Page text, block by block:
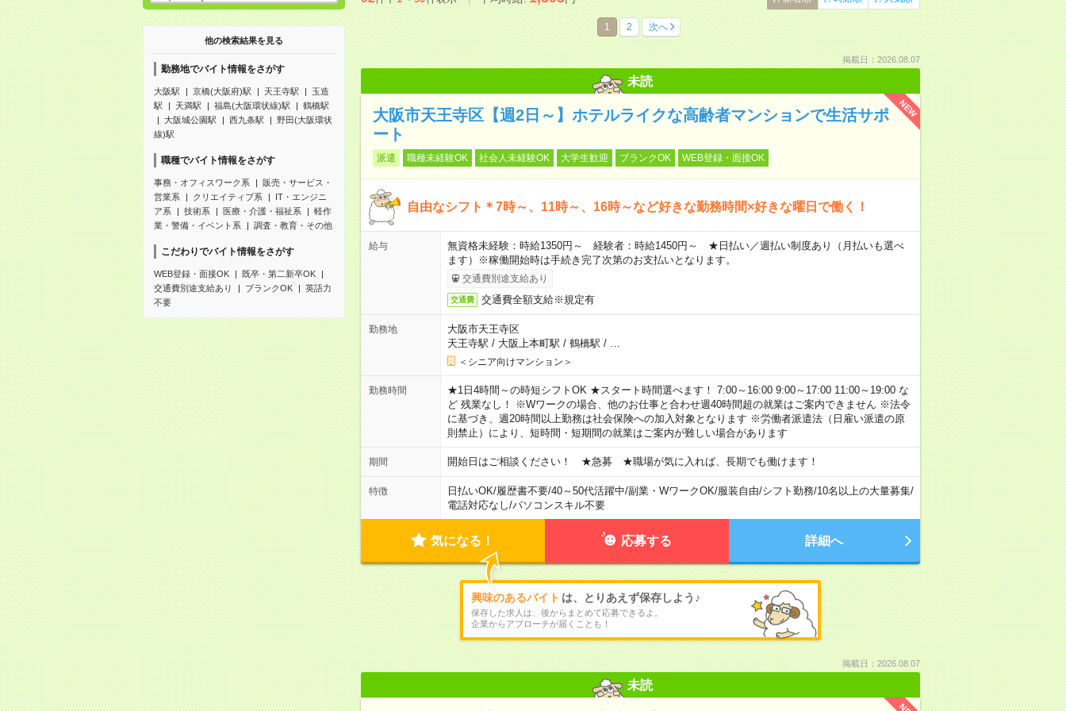
他の検索結果を見る
勤務地でバイト情報をさがす
大阪駅 京橋(大阪府)駅 天王寺駅
玉造
駅
天満駅 福島(大阪環状線)駅
鶴橋駅
大阪城公園駅
西九条駅
野田(大阪環状
線)駅
職種でバイト情報をさがす
事務・オフィスワーク系
販売・サービス・
営業系
クリエイティブ系
IT・エンジニ
ア系
技術系 医療・介護・福祉系
軽作
業・警備・イベント系
調査・教育・その他
こだわりでバイト情報をさがす
WEB登録・面接OK
既卒・第二新卒OK
交通費別途支給あり
ブランクOK
英語力
不要
1 2 次へ
掲載日：2026.08.07
未読
NEW
大阪市天王寺区【週2日～】ホテルライクな高齢者マンションで生活サポ
ート
派遣 職種未経験OK 社会人未経験OK 大学生歓迎 ブランクOK WEB登録・面接OK
自由なシフト＊7時～、11時～、16時～など好きな勤務時間×好きな曜日で働く！
給与
無資格未経験：時給1350円～ 経験者：時給1450円～ ★日払い／週払い制度あり（月払いも選べ
ます）※稼働開始時は手続き完了次第のお支払いとなります。
交通費別途支給あり
交通費 交通費全額支給※規定有
勤務地
大阪市天王寺区
天王寺駅 / 大阪上本町駅 / 鶴橋駅 /
＜シニア向けマンション＞
勤務時間
★1日4時間～の時短シフトOK ★スタート時間選べます！ 7:00～16:00 9:00～17:00 11:00～19:00 な
ど 残業なし！ ※Wワークの場合、他のお仕事と合わせ週40時間超の就業はご案内できません ※法令
に基づき、週20時間以上勤務は社会保険への加入対象となります ※労働者派遣法（日雇い派遣の原
則禁止）により、短時間・短期間の就業はご案内が難しい場合があります
期間 開始日はご相談ください！ ★急募 ★職場が気に入れば、長期でも働けます！
特徴 日払いOK/履歴書不要/40～50代活躍中/副業・WワークOK/服装自由/シフト勤務/10名以上の大量募集/
電話対応なし/パソコンスキル不要
気になる！ 応募する 詳細へ
興味のあるバイト は、とりあえず保存しよう♪
保存した求人は、後からまとめて応募できるよ。
企業からアプローチが届くことも！
掲載日：2026.08.07
未読